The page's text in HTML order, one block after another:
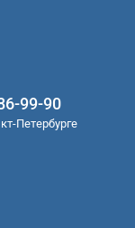
99-90
Петербурге